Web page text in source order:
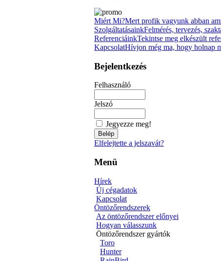
Miért Mi?Mert profik vagyunk abban
SzolgáltatásainkFelmérés, tervezés,
ReferenciáinkTekintse meg elkészült
KapcsolatHívjon még ma, hogy holnap
Bejelentkezés
Felhasználó
Jelszó
Jegyezze meg!
Elfelejtette a jelszavát?
Menü
Hírek
Új cégadatok
Kapcsolat
Öntözőrendszerek
Az öntözőrendszer előnyei
Hogyan válasszunk
Öntözőrendszer gyártók
Toro
Hunter